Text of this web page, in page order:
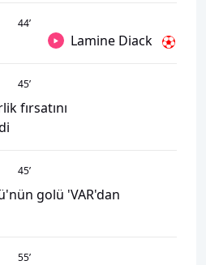
44’
Lamine Diack
45’
fırsatını
45’
golü 'VAR'dan
55’